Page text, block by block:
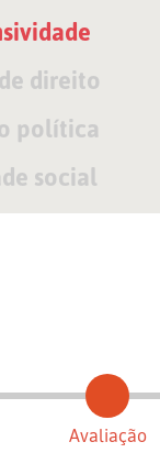
direito
política
social
Avaliação